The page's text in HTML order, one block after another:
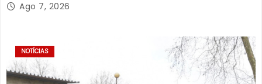
Ago 7, 2026
NOTÍCIAS